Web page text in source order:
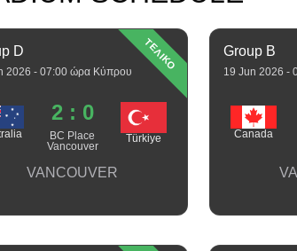
ΤΕΛΙΚΟ
D
2026 - 07:00 ώρα Κύπρου
2 : 0
BC Place
Vancouver
Türkiye
VANCOUVER
Group B
19 Jun 2026 -
Canada